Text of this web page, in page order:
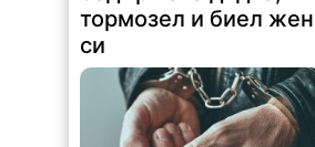
177 | 2026-08-06 11:04:56
Гневен дядка от село Комарево е